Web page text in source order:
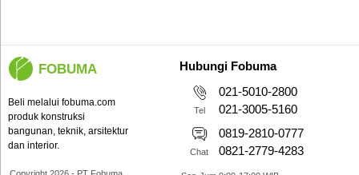
FOBUMA
Beli melalui fobuma.com
produk konstruksi
bangunan, teknik, arsitektur
dan interior.
Hubungi Fobuma
Tel
021-5010-2800
021-3005-5160
Chat
0819-2810-0777
0821-2779-4283